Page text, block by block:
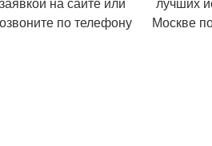
на сайте или
по телефону
лучших
Москве